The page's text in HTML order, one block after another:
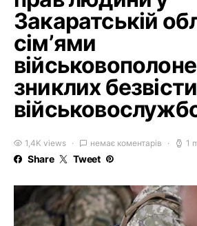
Закаратській
сімʼями
зниклих безвісти
1,4K views немає коментарів 1
Share Tweet